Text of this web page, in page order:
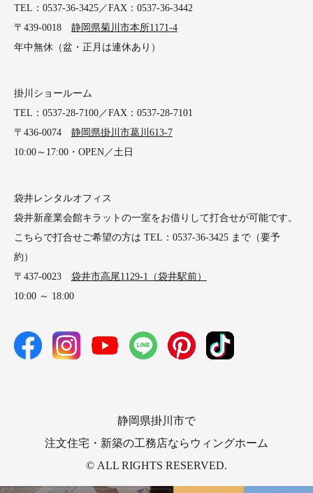
TEL：0537-36-3425／FAX：0537-36-3442
〒439-0018 静岡県菊川市本所1171-4
年中無休（盆・正月は連休あり）
掛川ショールーム
TEL：0537-28-7100／FAX：0537-28-7101
〒436-0074 静岡県掛川市葛川613-7
10:00～17:00・OPEN／土日
袋井レンタルオフィス
袋井新産業会館キラットの一室をお借りして打合せが可能です。
こちらで打合せご希望の方は TEL：0537-36-3425 まで（要予
約）
〒437-0023 袋井市高尾1129-1（袋井駅前）
10:00 ～ 18:00
静岡県掛川市で
注文住宅・新築の工務店ならウィングホーム
© ALL RIGHTS RESERVED.